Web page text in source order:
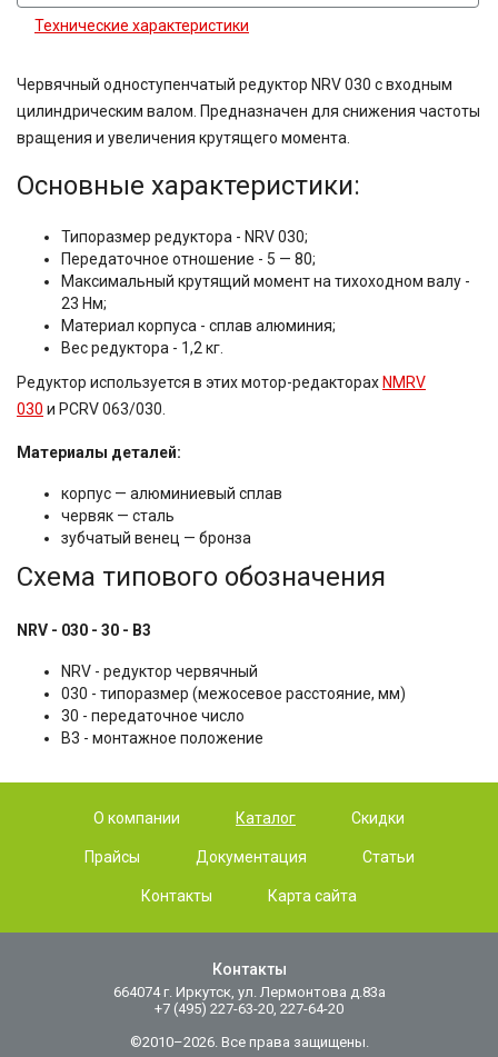
Технические характеристики
Червячный одноступенчатый редуктор NRV 030 с входным
цилиндрическим валом. Предназначен для снижения частоты
вращения и увеличения крутящего момента.
Основные характеристики:
Типоразмер редуктора - NRV 030;
Передаточное отношение - 5 — 80;
Максимальный крутящий момент на тихоходном валу -
23 Нм;
Материал корпуса - сплав алюминия;
Вес редуктора - 1,2 кг.
Редуктор используется в этих мотор-редакторах NMRV
030 и PCRV 063/030.
Материалы деталей:
корпус — алюминиевый сплав
червяк — сталь
зубчатый венец — бронза
Схема типового обозначения
NRV - 030 - 30 - B3
NRV - редуктор червячный
030 - типоразмер (межосевое расстояние, мм)
30 - передаточное число
B3 - монтажное положение
О компании Каталог Скидки
Прайсы Документация Статьи
Контакты Карта сайта
Контакты
664074 г. Иркутск, ул. Лермонтова д.83а
+7 (495) 227-63-20, 227-64-20
©2010–2026. Все права защищены.